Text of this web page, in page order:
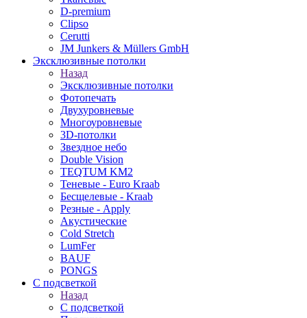
D-premium
Clipso
Cerutti
JM Junkers & Müllers GmbH
Эксклюзивные потолки
Назад
Эксклюзивные потолки
Фотопечать
Двухуровневые
Многоуровневые
3D-потолки
Звездное небо
Double Vision
TEQTUM KM2
Теневые - Euro Kraab
Бесщелевые - Kraab
Резные - Apply
Акустические
Cold Stretch
LumFer
BAUF
PONGS
С подсветкой
Назад
С подсветкой